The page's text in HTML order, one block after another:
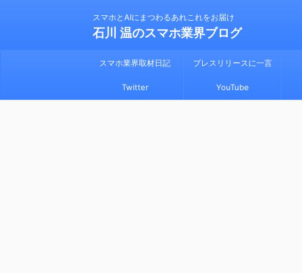
スマホとAIにまつわるあれこれをお届け
石川 温のスマホ業界ブログ
スマホ業界取材日記 プレスリリースに一言
Twitter YouTube